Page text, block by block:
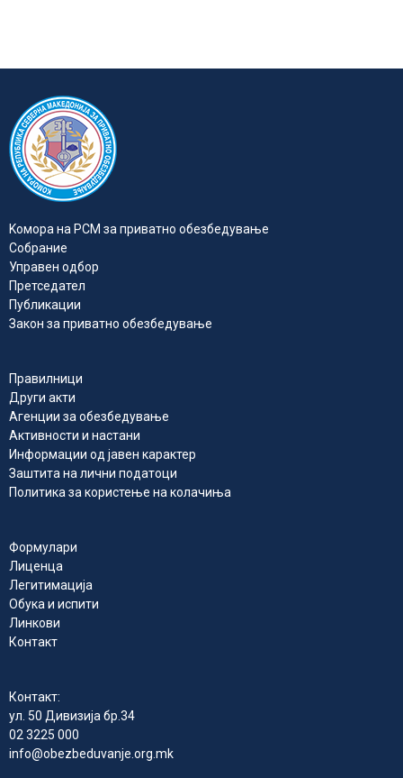
Kомора на РСМ за приватно обезбедувањe
Собрание
Управен одбор
Претседател
Публикации
Закон за приватно обезбедување
Правилници
Други акти
Агенции за обезбедување
Активности и настани
Информации од јавен карактер
Заштита на лични податоци
Политика за користење на колачиња
Формулари
Лиценца
Легитимација
Обука и испити
Линкови
Контакт
Контакт:
ул. 50 Дивизија бр.34
02 3225 000
info@obezbeduvanje.org.mk